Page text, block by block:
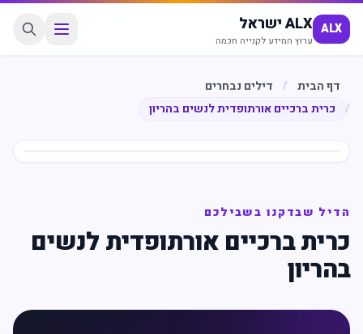
ALX ALX ישראל
ערוץ המידע לקנייה חכמה
דף הבית /
דילים נבחרים
/
כרית ברכיים אורתופדית לנשים בהריון
הדיל שבדקנו בשבילכם
כרית ברכיים אורתופדית לנשים
בהריון